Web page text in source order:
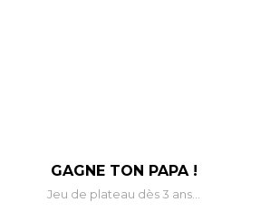
GAGNE TON PAPA !
Jeu de plateau dès 3 ans...